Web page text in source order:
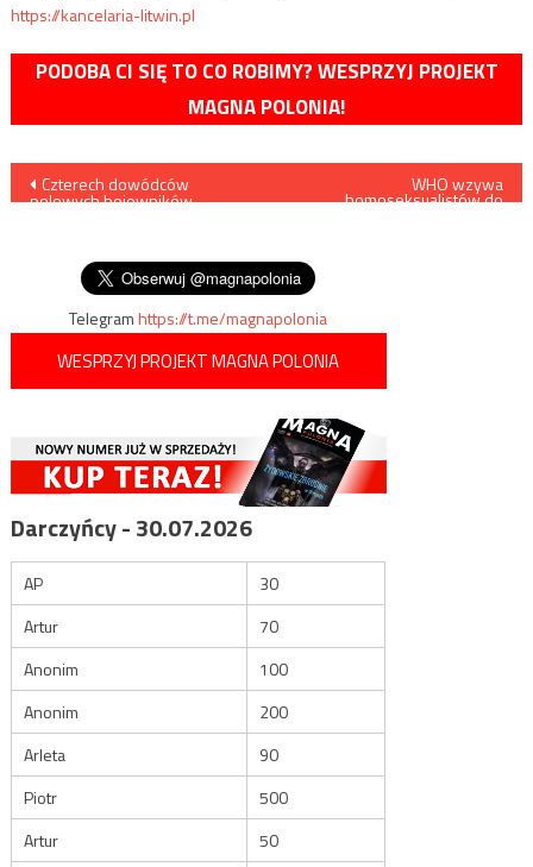
https://kancelaria-litwin.pl
PODOBA CI SIĘ TO CO ROBIMY? WESPRZYJ PROJEKT
MAGNA POLONIA!
Nawigacja
Czterech dowódców
polowych bojowników
WHO wzywa
homoseksualistów do
Telegramhttps://t.me/magnapolonia
WESPRZYJ PROJEKT MAGNA POLONIA
Darczyńcy - 30.07.2026
AP
30
Artur
70
Anonim
100
Anonim
200
Arleta
90
Piotr
500
Artur
50